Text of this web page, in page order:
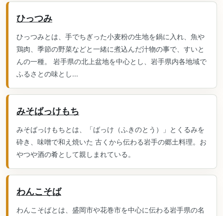
ひっつみ
ひっつみとは、手でちぎった小麦粉の生地を鍋に入れ、魚や
鶏肉、季節の野菜などと一緒に煮込んだ汁物の事で、すいと
んの一種。 岩手県の北上盆地を中心とし、岩手県内各地域で
ふるさとの味とし...
みそばっけもち
みそばっけもちとは、「ばっけ（ふきのとう）」とくるみを
砕き、味噌で和え焼いた 古くから伝わる岩手の郷土料理。お
やつや酒の肴として親しまれている。
わんこそば
わんこそばとは、盛岡市や花巻市を中心に伝わる岩手県の名